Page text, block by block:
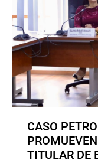
CASO
TITULAR DE